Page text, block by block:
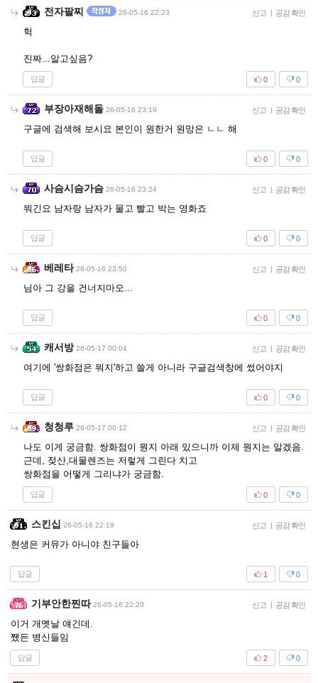
전자팔찌 26-05-16 22:23 신고 | 공감 확인
헉
진짜...알고싶음?
답글 0
0
부장아재해돌 26-05-16 23:19 신고 | 공감 확인
구글에 검색해 보시요 본인이 원한거 원망은 ㄴㄴ 해
답글 0
0
사슴시슴가슴 26-05-16 23:24 신고 | 공감 확인
뭐긴요 남자랑 남자가 물고 빨고 박는 영화죠
답글 0
0
베레타 26-05-16 23:50 신고 | 공감 확인
님아 그 강을 건너지마오...
답글 0
0
캐서방 26-05-17 00:04 신고 | 공감 확인
여기에 '쌍화점은 뭐지'하고 쓸게 아니라 구글검색창에 썼어야지
답글 0
0
청청루 26-05-17 00:12 신고 | 공감 확인
나도 이게 궁금함. 쌍화점이 뭔지 아래 있으니까 이제 뭔지는 알겠음.
근데, 젖산,대물렌즈는 저렇게 그린다 치고
쌍화점을 어떻게 그리냐가 궁금함.
답글 0
0
스킨십 26-05-16 22:19 신고 | 공감 확인
현생은 커뮤가 아니야 친구들아
답글 0
1
기부안한찐따 26-05-16 22:20 신고 | 공감 확인
이거 개옛날 얘긴데.
쨌든 병신들임
답글 0
2